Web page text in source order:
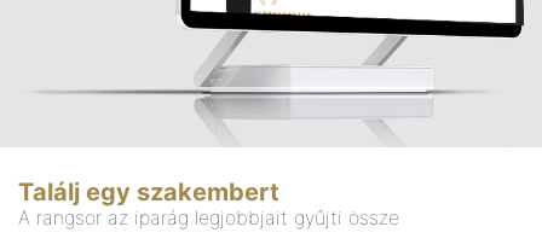
Találj egy szakembert
A rangsor az iparág legjobbjait gyűjti össze